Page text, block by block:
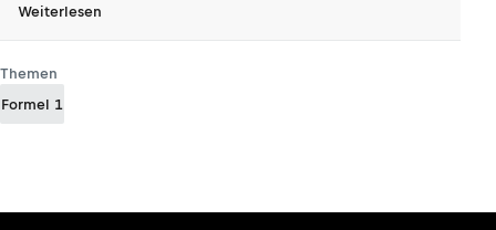
Weiterlesen
Themen
Formel 1